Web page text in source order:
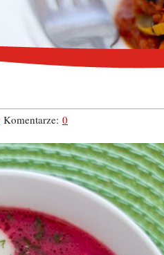
Komentarze: 0